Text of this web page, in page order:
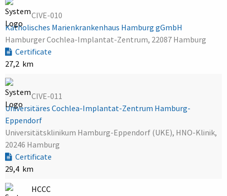
CIVE-010
Katholisches Marienkrankenhaus Hamburg gGmbH
Hamburger Cochlea-Implantat-Zentrum, 22087 Hamburg
Certificate
27,2 km
CIVE-011
Universitäres Cochlea-Implantat-Zentrum Hamburg-
Eppendorf
Universitätsklinikum Hamburg-Eppendorf (UKE), HNO-Klinik,
20246 Hamburg
Certificate
29,4 km
HCCC